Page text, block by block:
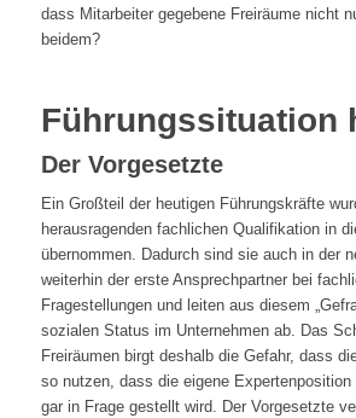
dass Mitarbeiter gegebene Freiräume nicht
beidem?
Führungssituation
Der Vorgesetzte
Ein Großteil der heutigen Führungskräfte
herausragenden fachlichen Qualifikation in
übernommen. Dadurch sind sie auch in der
weiterhin der erste Ansprechpartner bei
Fragestellungen und leiten aus diesem
sozialen Status im Unternehmen ab. Das
Freiräumen birgt deshalb die Gefahr, dass
so nutzen, dass die eigene Expertenposition
gar in Frage gestellt wird. Der Vorgesetzte